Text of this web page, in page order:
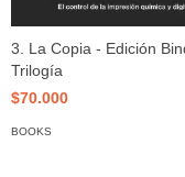
3. La Copia - Edición
Trilogía
$70.000
BOOKS